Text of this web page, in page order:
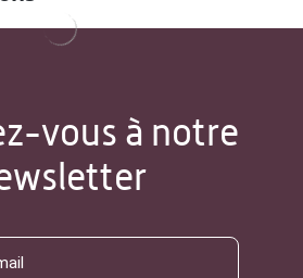
vous à notre